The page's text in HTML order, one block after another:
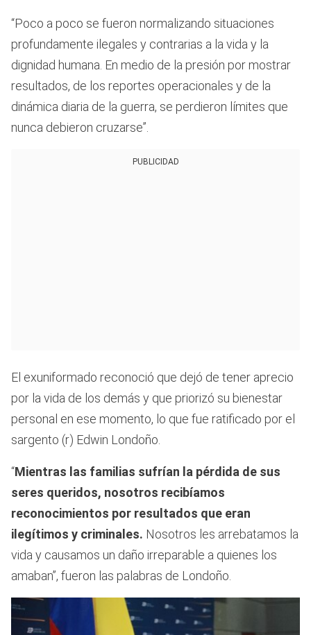
“Poco a poco se fueron normalizando situaciones
profundamente ilegales y contrarias a la vida y la
dignidad humana. En medio de la presión por mostrar
resultados, de los reportes operacionales y de la
dinámica diaria de la guerra, se perdieron límites que
nunca debieron cruzarse”.
PUBLICIDAD
El exuniformado reconoció que dejó de tener aprecio
por la vida de los demás y que priorizó su bienestar
personal en ese momento, lo que fue ratificado por el
sargento (r) Edwin Londoño.
“Mientras las familias sufrían la pérdida de sus
seres queridos, nosotros recibíamos
reconocimientos por resultados que eran
ilegítimos y criminales. Nosotros les arrebatamos la
vida y causamos un daño irreparable a quienes los
amaban”, fueron las palabras de Londoño.